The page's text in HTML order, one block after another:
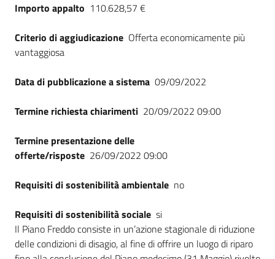
Importo appalto 110.628,57 €
Criterio di aggiudicazione Offerta economicamente più
vantaggiosa
Data di pubblicazione a sistema 09/09/2022
Termine richiesta chiarimenti 20/09/2022 09:00
Termine presentazione delle
offerte/risposte 26/09/2022 09:00
Requisiti di sostenibilità ambientale no
Requisiti di sostenibilità sociale si
Il Piano Freddo consiste in un’azione stagionale di riduzione
delle condizioni di disagio, al fine di offrire un luogo di riparo